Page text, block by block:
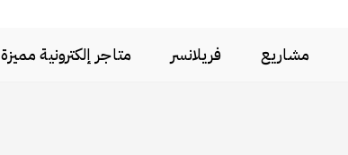
مشاريع فريلانسر متاجر إلكترونية مميزة